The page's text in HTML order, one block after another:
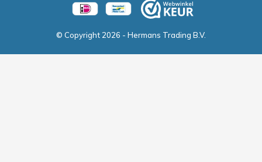
© Copyright 2026 - Hermans Trading B.V.